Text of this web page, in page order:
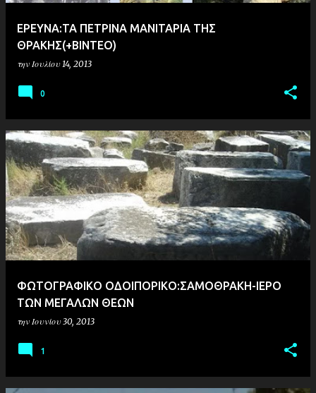
ΕΡΕΥΝΑ:ΤΑ ΠΕΤΡΙΝΑ ΜΑΝΙΤΑΡΙΑ ΤΗΣ
ΘΡΑΚΗΣ(+ΒΙΝΤΕΟ)
την Ιουλίου 14, 2013
0
ΦΩΤΟΓΡΑΦΙΚΟ ΟΔΟΙΠΟΡΙΚΟ:ΣΑΜΟΘΡΑΚH-ΙΕΡΟ
ΤΩΝ ΜΕΓΑΛΩΝ ΘΕΩΝ
την Ιουνίου 30, 2013
1